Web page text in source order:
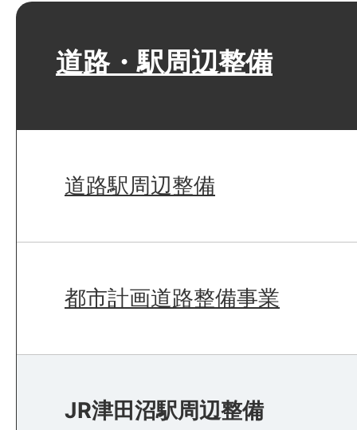
道路・駅周辺整備
道路駅周辺整備
都市計画道路整備事業
JR津田沼駅周辺整備